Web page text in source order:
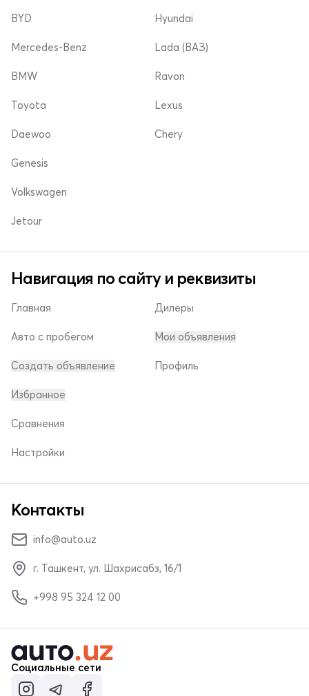
BYD
Mercedes-Benz
Hyundai
Lada (ВАЗ)
BMW
Toyota
Daewoo
Ravon
Lexus
Chery
Genesis
Volkswagen
Jetour
Навигация по сайту и реквизиты
Главная
Авто с пробегом
Создать объявление
Дилеры
Мои объявления
Профиль
Избранное
Сравнения
Настройки
Контакты
info@auto.uz
г. Ташкент, ул. Шахрисабз, 16/1
+998 95 324 12 00
Социальные сети